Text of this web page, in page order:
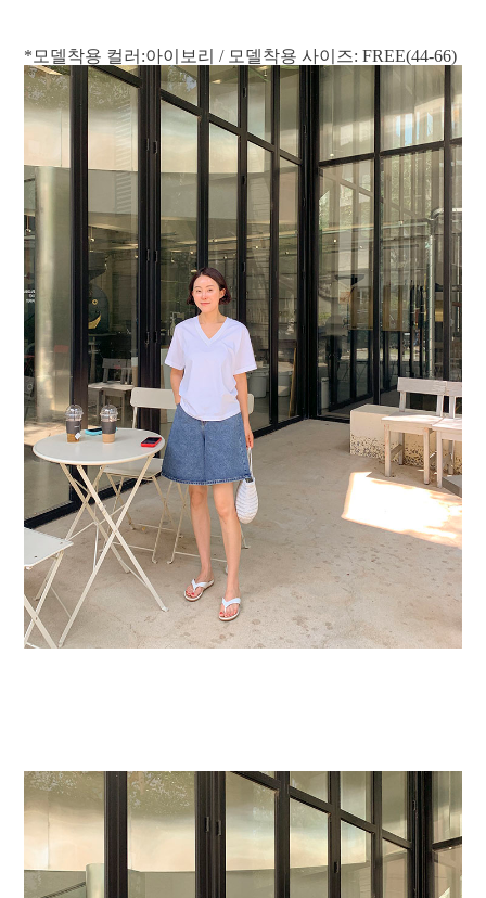
*모델착용 컬러:아이보리 / 모델착용 사이즈: FREE(44-66)